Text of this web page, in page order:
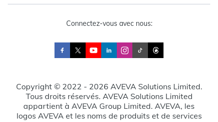
Connectez-vous avec nous:
Copyright © 2022 - 2026 AVEVA Solutions Limited.
Tous droits réservés. AVEVA Solutions Limited
appartient à AVEVA Group Limited. AVEVA, les
logos AVEVA et les noms de produits et de services